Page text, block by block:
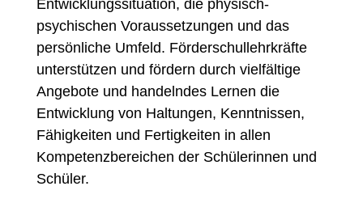
Entwicklungssituation, die physisch-
psychischen Voraussetzungen und das
persönliche Umfeld. Förderschullehrkräfte
unterstützen und fördern durch vielfältige
Angebote und handelndes Lernen die
Entwicklung von Haltungen, Kenntnissen,
Fähigkeiten und Fertigkeiten in allen
Kompetenzbereichen der Schülerinnen und
Schüler.